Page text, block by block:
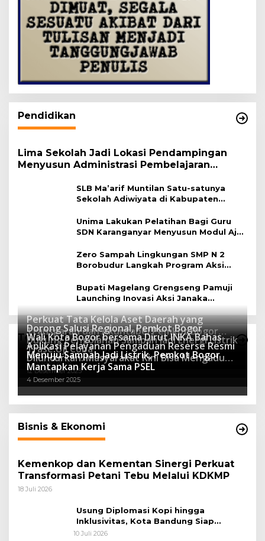
Pendidikan
Lima Sekolah Jadi Lokasi Pendampingan
Menyusun Administrasi Pembelajaran
SLB Ma’arif Muntilan Satu-satunya
Sekolah Adiwiyata di Kabupaten
Unima Lakukan Pelatihan Bagi Guru
SDN Karanganyar Menyusun Modul Ajar
Zero Sampah Lingkungan SMP N 2
Borobudur Langkah Program Aksi
Bupati Magelang Grengseng Pamuji
Launching Inovasi Aksi Janaka
Program Sekolah Adiwiyata
Teknologi
Perkuat Tata Kelola Aset Daerah yang
Transparan dan Akuntabel Pemkot Bogor
Luncurkan SIMASDA
8 Juli 2026
Dorong Salusi Regional, Pemkot Bogor
Dukung Pengolahan Sampah Jadi Energi Listrik
8 April 2026
Wali Kota Bogor bersama Dirut INKA Bahas
Trase Uji Coba
7 Januari 2026
Aplikasi Pelayanan Pengaduan Reserse Resmi
Diluncurkan: Masyarakat Kini Bisa Mengadu
Lebih Cepat, Mudah, dan Terintegrasi
12 Desember 2025
Menuju Sampah Jadi Listrik, Pemkot Bogor
Mantapkan Kerja Sama PSEL
4 Desember 2025
Bisnis & Ekonomi
Kemenkop dan Kementan Sinergi Perkuat
Transformasi Petani Tebu Melalui KDKMP
18 Juli 2026
Usung Diplomasi Kopi hingga
Inklusivitas, Kota Bandung Siap
Sambut 25 Duta Besar di Festival Asia
10 Juli 2026